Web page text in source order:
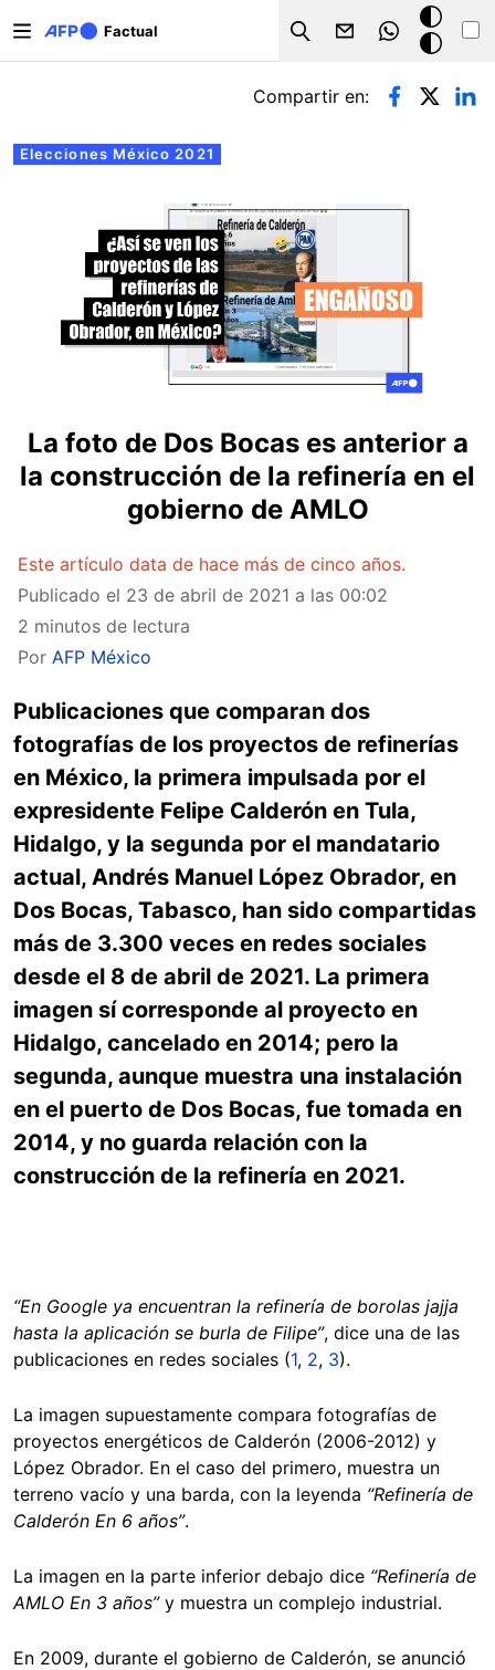
Factual
Search
Modo
oscuro
Solapas principales
Elecciones México 2021
Compartir en:
La foto de Dos Bocas es anterior a
la construcción de la refinería en el
gobierno de AMLO
Este artículo data de hace más de cinco años.
Publicado el 23 de abril de 2021 a las 00:02
2 minutos de lectura
Por AFP México
Publicaciones que comparan dos
fotografías de los proyectos de refinerías
en México, la primera impulsada por el
expresidente Felipe Calderón en Tula,
Hidalgo, y la segunda por el mandatario
actual, Andrés Manuel López Obrador, en
Dos Bocas, Tabasco, han sido compartidas
más de 3.300 veces en redes sociales
desde el 8 de abril de 2021. La primera
imagen sí corresponde al proyecto en
Hidalgo, cancelado en 2014; pero la
segunda, aunque muestra una instalación
en el puerto de Dos Bocas, fue tomada en
2014, y no guarda relación con la
construcción de la refinería en 2021.
“En Google ya encuentran la refinería de borolas jajja
hasta la aplicación se burla de Filipe”, dice una de las
publicaciones en redes sociales (1, 2, 3).
La imagen supuestamente compara fotografías de
proyectos energéticos de Calderón (2006-2012) y
López Obrador. En el caso del primero, muestra un
terreno vacío y una barda, con la leyenda “Refinería de
Calderón En 6 años”.
La imagen en la parte inferior debajo dice “Refinería de
AMLO En 3 años”y muestra un complejo industrial.
En 2009, durante el gobierno de Calderón, se anunció